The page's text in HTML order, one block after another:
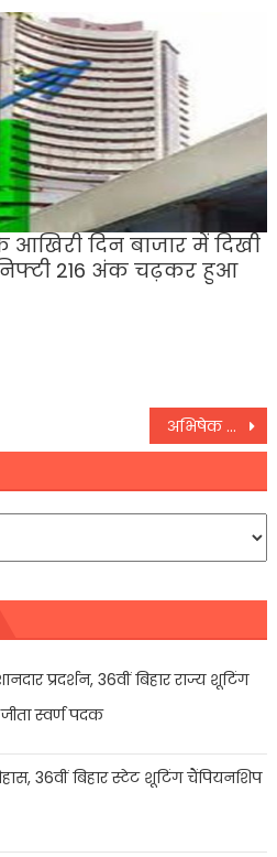
आखिरी दिन बाजार में दिखी
216 अंक चढ़कर हुआ
अभिषेक बच्चन ने शुरू की ‘घूमर’ की शूटिंग, कहा- ‘इससे बेहतर बर्थडे का तोहफा नहीं मांग सकता’
प्रदर्शन, 36वीं बिहार राज्य शूटिंग
स्वर्ण पदक
36वीं बिहार स्टेट शूटिंग चैंपियनशिप